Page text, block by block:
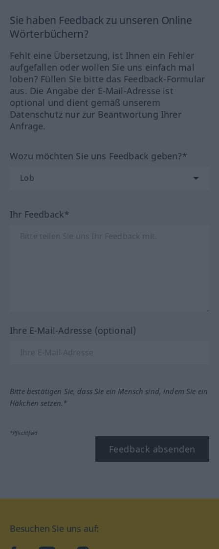
Sie haben Feedback zu unseren Online
Wörterbüchern?
Fehlt eine Übersetzung, ist Ihnen ein Fehler
aufgefallen oder wollen Sie uns einfach mal
loben? Füllen Sie bitte das Feedback-Formular
aus. Die Angabe der E-Mail-Adresse ist
optional und dient gemäß unserem
Datenschutz nur zur Beantwortung Ihrer
Anfrage.
Wozu möchten Sie uns Feedback geben?*
Ihr Feedback*
Ihre E-Mail-Adresse (optional)
Bitte bestätigen Sie, dass Sie ein Mensch sind, indem Sie ein
Häkchen setzen.*
*Pflichtfeld
Feedback absenden
Besuchen Sie uns auf: